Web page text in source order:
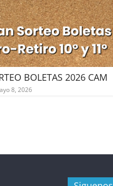
BOLETAS 2026 CAM
8, 2026